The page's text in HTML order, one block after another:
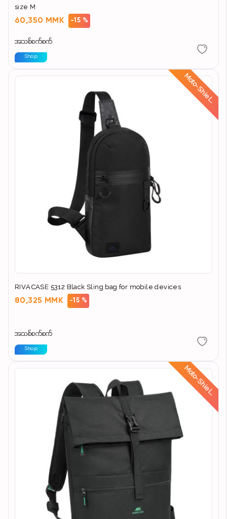
size M
60,350 MMK -15 %
အသစ်စက်စက်
Shop
d
RIVACASE 5312 Black Sling bag for mobile devices
80,325 MMK -15 %
အသစ်စက်စက်
Shop
d